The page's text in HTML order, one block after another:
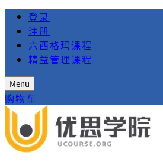
登录
注册
六西格玛课程
精益管理课程
Menu
购物车